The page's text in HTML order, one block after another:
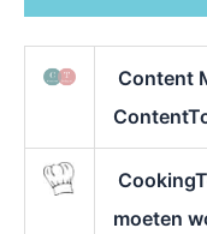
Content
moeten